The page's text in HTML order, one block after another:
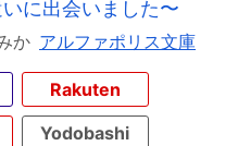
に出会いました〜
か アルファポリス文庫
Rakuten
Yodobashi